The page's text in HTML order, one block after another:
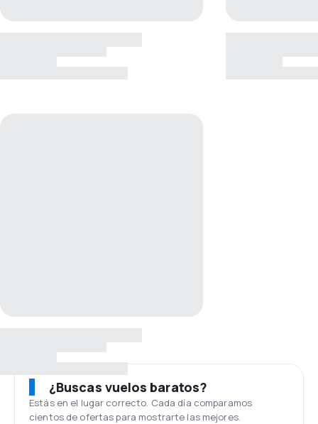
¿Buscas vuelos baratos?
Estás en el lugar correcto. Cada día comparamos
cientos de ofertas para mostrarte las mejores.